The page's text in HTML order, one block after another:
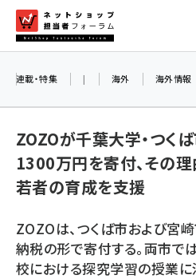
ン
ネットショッ
amazon (2246)
楽天 (1871)
ecbeing (1207)
連載・特集 | 海外 海外情報
ZOZOが千葉大学・つく
1300万円を寄付、その
若者の育成を支援
ZOZOは、つくば市および宮
納税の形で寄付する。両市で
校における探究学習の授業に